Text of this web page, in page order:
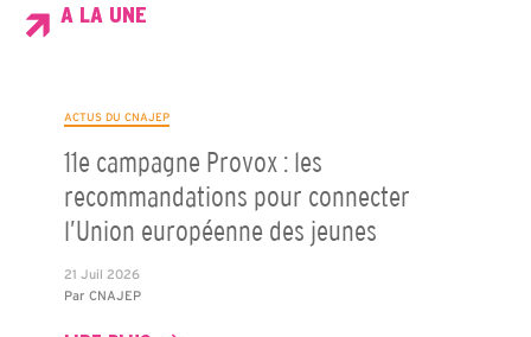
A LA UNE
ACTUS DU CNAJEP
11e campagne Provox : les
recommandations pour connecter
l’Union européenne des jeunes
21 Juil 2026
Par CNAJEP